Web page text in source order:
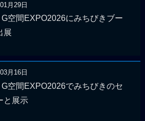
月29日
G空間EXPO2026にみちびきブー
展
月16日
G空間EXPO2026でみちびきのセ
と展示